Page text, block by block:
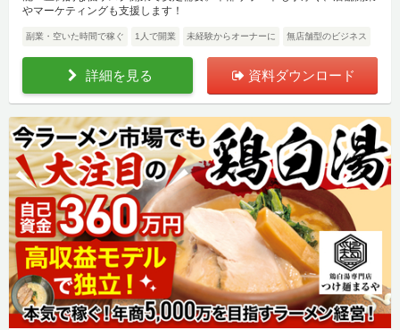
やマーケティングも支援します！
副業・空いた時間で稼ぐ 1人で開業 未経験からオーナーに 無店舗型のビジネス
詳細を見る 資料ダウンロード